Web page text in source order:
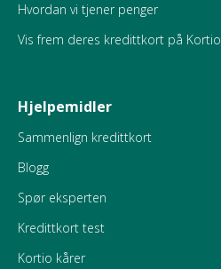
Hvordan vi tjener penger
Vis frem deres kredittkort på Kortio
Hjelpemidler
Sammenlign kredittkort
Blogg
Spør eksperten
Kredittkort test
Kortio kårer